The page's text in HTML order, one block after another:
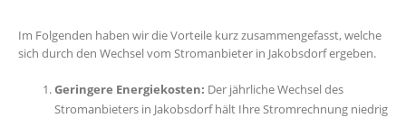
Im Folgenden haben wir die Vorteile kurz zusammengefasst, welche
sich durch den Wechsel vom Stromanbieter in Jakobsdorf ergeben.
Geringere Energiekosten: Der jährliche Wechsel des
Stromanbieters in Jakobsdorf hält Ihre Stromrechnung niedrig